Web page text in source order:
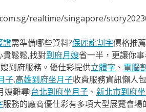
realtime/singapore/
證需準備哪些資料?保麗龍割字價格推
貴鬆鬆,找對到府月嫂省一半，更讓你
到府服務。優仕彩提供立體字 、 電腦
子,高雄到府坐月子收費服務資訊懶人
嫂難尋!台北到府坐月子、 新北市到府
服務的廠商優仕彩有多項大型展覽會場